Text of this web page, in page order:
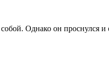
Однако он проснулся